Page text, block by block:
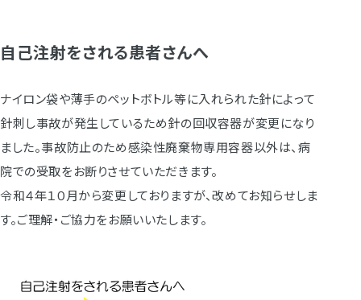
自己注射をされる患者さんへ
ナイロン袋や薄手のペットボトル等に入れられた針によって
針刺し事故が発生しているため針の回収容器が変更になり
ました。事故防止のため感染性廃棄物専用容器以外は、病
院での受取をお断りさせていただきます。
令和４年１０月から変更しておりますが、改めてお知らせしま
す。ご理解・ご協力をお願いいたします。